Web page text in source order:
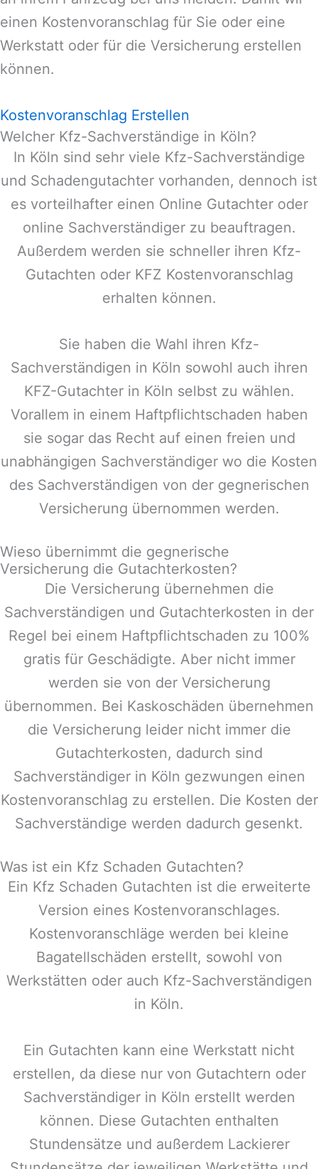
einen Kostenvoranschlag für Sie oder eine
Werkstatt oder für die Versicherung erstellen
können.
Kostenvoranschlag Erstellen
Welcher Kfz-Sachverständige in Köln?
In Köln sind sehr viele Kfz-Sachverständige
und Schadengutachter vorhanden, dennoch ist
es vorteilhafter einen Online Gutachter oder
online Sachverständiger zu beauftragen.
Außerdem werden sie schneller ihren Kfz-
Gutachten oder KFZ Kostenvoranschlag
erhalten können.
Sie haben die Wahl ihren Kfz-
Sachverständigen in Köln sowohl auch ihren
KFZ-Gutachter in Köln selbst zu wählen.
Vorallem in einem Haftpflichtschaden haben
sie sogar das Recht auf einen freien und
unabhängigen Sachverständiger wo die Kosten
des Sachverständigen von der gegnerischen
Versicherung übernommen werden.
Wieso übernimmt die gegnerische
Versicherung die Gutachterkosten?
Die Versicherung übernehmen die
Sachverständigen und Gutachterkosten in der
Regel bei einem Haftpflichtschaden zu 100%
gratis für Geschädigte. Aber nicht immer
werden sie von der Versicherung
übernommen. Bei Kaskoschäden übernehmen
die Versicherung leider nicht immer die
Gutachterkosten, dadurch sind
Sachverständiger in Köln gezwungen einen
Kostenvoranschlag zu erstellen. Die Kosten der
Sachverständige werden dadurch gesenkt.
Was ist ein Kfz Schaden Gutachten?
Ein Kfz Schaden Gutachten ist die erweiterte
Version eines Kostenvoranschlages.
Kostenvoranschläge werden bei kleine
Bagatellschäden erstellt, sowohl von
Werkstätten oder auch Kfz-Sachverständigen
in Köln.
Ein Gutachten kann eine Werkstatt nicht
erstellen, da diese nur von Gutachtern oder
Sachverständiger in Köln erstellt werden
können. Diese Gutachten enthalten
Stundensätze und außerdem Lackierer